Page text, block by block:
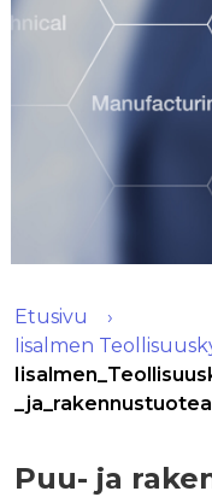
Etusivu
Iisalmen
Puu- ja